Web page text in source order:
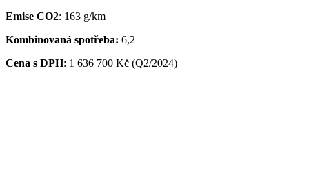
Emise CO2: 163 g/km
Kombinovaná spotřeba: 6,2
Cena s DPH: 1 636 700 Kč (Q2/2024)